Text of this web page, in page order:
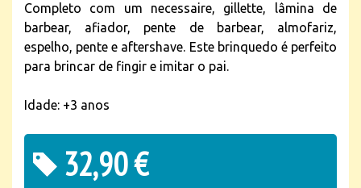
Completo com um necessaire, gillette, lâmina de
barbear, afiador, pente de barbear, almofariz,
espelho, pente e aftershave. Este brinquedo é perfeito
para brincar de fingir e imitar o pai.
Idade: +3 anos
32,90 €